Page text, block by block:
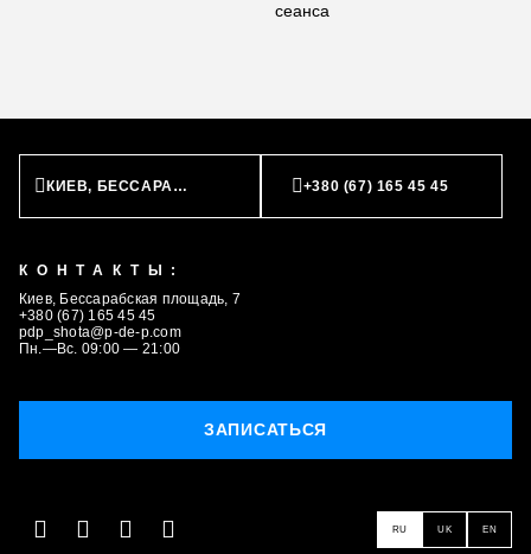
сеанса
КИЕВ, БЕССАРАБСКАЯ ПЛОЩАДЬ, 7+380 (67) 165 45 45
КОНТАКТЫ:
Киев, Бессарабская площадь, 7
+380 (67) 165 45 45
pdp_shota@p-de-p.com
Пн.—Вс. 09:00 — 21:00
ЗАПИСАТЬСЯ
RU UK EN